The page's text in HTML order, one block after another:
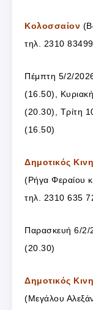
Κολοσσαίον
τηλ. 2310
Πέμπτη 5/2/
(16.50),
(20.30), Τρίτη
(16.50)
Δημοτικός
(Ρήγα Φεραίου
τηλ. 2310 635
Παρασκευή 6/2/
(20.30)
Δημοτικός
(Μεγάλου